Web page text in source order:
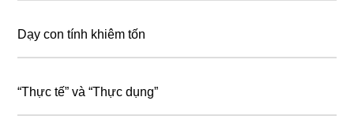
Dạy con tính khiêm tốn
“Thực tế” và “Thực dụng”